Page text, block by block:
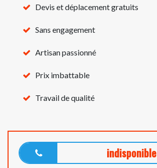
Devis et déplacement gratuits
Sans engagement
Artisan passionné
Prix imbattable
Travail de qualité
indisponible